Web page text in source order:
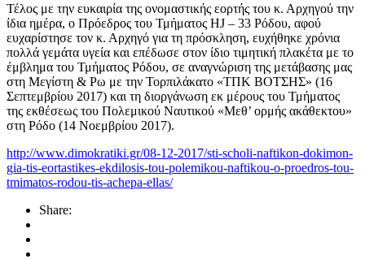
Τέλος με την ευκαιρία της ονομαστικής εορτής του κ. Αρχηγού την
ίδια ημέρα, ο Πρόεδρος του Τμήματος HJ – 33 Ρόδου, αφού
ευχαρίστησε τον κ. Αρχηγό για τη πρόσκληση, ευχήθηκε χρόνια
πολλά γεμάτα υγεία και επέδωσε στον ίδιο τιμητική πλακέτα με το
έμβλημα του Τμήματος Ρόδου, σε αναγνώριση της μετάβασης μας
στη Μεγίστη & Ρω με την Τορπιλάκατο «ΤΠΚ ΒΟΤΣΗΣ» (16
Σεπτεμβρίου 2017) και τη διοργάνωση εκ μέρους του Τμήματος
της εκθέσεως του Πολεμικού Ναυτικού «Μεθ’ ορμής ακάθεκτου»
στη Ρόδο (14 Νοεμβρίου 2017).
http://www.dimokratiki.gr/08-12-2017/sti-scholi-naftikon-dokimon-
gia-tis-eortastikes-ekdilosis-tou-polemikou-naftikou-o-proedros-tou-
tmimatos-rodou-tis-achepa-ellas/
Share: